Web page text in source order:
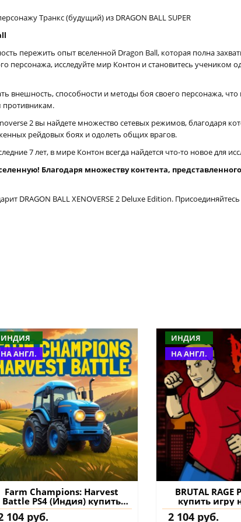
Транкс (будущий) из DRAGON BALL SUPER
пережить опыт вселенной Dragon Ball, которая полна
персонажа, исследуйте мир Контон и становитесь
внешность, способности и методы боя своего персонажа,
противникам.
2 вы найдете множество сетевых режимов, благодаря
рейдовых боях и одолеть общих врагов.
7 лет, в мире Контон всегда найдется что-то новое для
Благодаря множеству контента,
DRAGON BALL XENOVERSE 2 Deluxe Edition.
ИНДИЯ
НА АНГЛ.
Farm Champions: Harvest
Battle PS4 (Индия) купить
игру на аккаунт
104 руб.
ИНДИЯ
НА АНГЛ.
BRUTAL RAGE
купить игру
2 104 руб.